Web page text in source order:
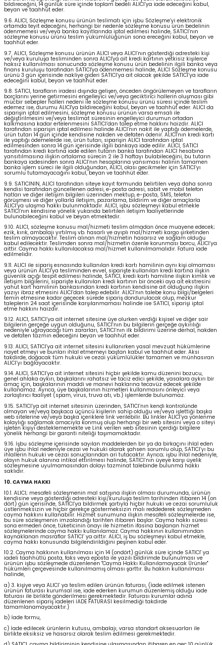
bildireceğini, 14 günlük süre içinde toplam bedeli ALICI’ya iade edeceğini kabul,
beyan ve taahhüt eder.
9.6. ALICI, Sözleşme konusu ürünün teslimatı için işbu Sözleşme’yi elektronik
ortamda teyit edeceğini, herhangi bir nedenle sözleşme konusu ürün bedelinin
ödenmemesi ve/veya banka kayıtlarında iptal edilmesi halinde, SATICI’nın
sözleşme konusu ürünü teslim yükümlülüğünün sona ereceğini kabul, beyan ve
taahhüt eder.
9.7. ALICI, Sözleşme konusu ürünün ALICI veya ALICI’nın gösterdiği adresteki kişi
ve/veya kuruluşa tesliminden sonra ALICI'ya ait kredi kartının yetkisiz kişilerce
haksız kullanılması sonucunda sözleşme konusu ürün bedelinin ilgili banka veya
finans kuruluşu tarafından SATICI'ya ödenmemesi halinde, ALICI Sözleşme konusu
ürünü 3 gün içerisinde nakliye gideri SATICI’ya ait olacak şekilde SATICI’ya iade
edeceğini kabul, beyan ve taahhüt eder.
9.8. SATICI, tarafların iradesi dışında gelişen, önceden öngörülemeyen ve tarafların
borçlarını yerine getirmesini engelleyici ve/veya geciktirici hallerin oluşması gibi
mücbir sebepler halleri nedeni ile sözleşme konusu ürünü süresi içinde teslim
edemez ise, durumu ALICI'ya bildireceğini kabul, beyan ve taahhüt eder. ALICI da
siparişin iptal edilmesini, sözleşme konusu ürünün varsa emsali ile
değiştirilmesini ve/veya teslimat süresinin engelleyici durumun ortadan
kalkmasına kadar ertelenmesini SATICI’dan talep etme hakkını haizdir. ALICI
tarafından siparişin iptal edilmesi halinde ALICI’nın nakit ile yaptığı ödemelerde,
ürün tutarı 14 gün içinde kendisine nakden ve defaten ödenir. ALICI’nın kredi kartı
ile yaptığı ödemelerde ise, ürün tutarı, siparişin ALICI tarafından iptal
edilmesinden sonra 14 gün içerisinde ilgili bankaya iade edilir. ALICI, SATICI
tarafından kredi kartına iade edilen tutarın banka tarafından ALICI hesabına
yansıtılmasına ilişkin ortalama sürecin 2 ile 3 haftayı bulabileceğini, bu tutarın
bankaya iadesinden sonra ALICI’nın hesaplarına yansıması halinin tamamen
banka işlem süreci ile ilgili olduğundan, ALICI, olası gecikmeler için SATICI’yı
sorumlu tutamayacağını kabul, beyan ve taahhüt eder.
9.9. SATICININ, ALICI tarafından siteye kayıt formunda belirtilen veya daha sonra
kendisi tarafından güncellenen adresi, e-posta adresi, sabit ve mobil telefon
hatları ve diğer iletişim bilgileri üzerinden mektup, e-posta, SMS, telefon
görüşmesi ve diğer yollarla iletişim, pazarlama, bildirim ve diğer amaçlarla
ALICI’ya ulaşma hakkı bulunmaktadır. ALICI, işbu sözleşmeyi kabul etmekle
SATICI’nın kendisine yönelik yukarıda belirtilen iletişim faaliyetlerinde
bulunabileceğini kabul ve beyan etmektedir.
9.10. ALICI, sözleşme konusu mal/hizmeti teslim almadan önce muayene edecek;
ezik, kırık, ambalajı yırtılmış vb. hasarlı ve ayıplı mal/hizmeti kargo şirketinden
teslim almayacaktır. Teslim alınan mal/hizmetin hasarsız ve sağlam olduğu
kabul edilecektir. Teslimden sonra mal/hizmetin özenle korunması borcu, ALICI’ya
aittir. Cayma hakkı kullanılacaksa mal/hizmet kullanılmamalıdır. Fatura iade
edilmelidir.
9.11. ALICI ile sipariş esnasında kullanılan kredi kartı hamilinin aynı kişi olmaması
veya ürünün ALICI’ya tesliminden evvel, siparişte kullanılan kredi kartına ilişkin
güvenlik açığı tespit edilmesi halinde, SATICI, kredi kartı hamiline ilişkin kimlik ve
iletişim bilgilerini, siparişte kullanılan kredi kartının bir önceki aya ait ekstresini
yahut kart hamilinin bankasından kredi kartının kendisine ait olduğuna ilişkin
yazıyı ibraz etmesini ALICI’dan talep edebilir. ALICI’nın talebe konu bilgi/belgeleri
temin etmesine kadar geçecek sürede sipariş dondurulacak olup, mezkur
taleplerin 24 saat içerisinde karşılanmaması halinde ise SATICI, siparişi iptal
etme hakkını haizdir.
9.12. ALICI, SATICI’ya ait internet sitesine üye olurken verdiği kişisel ve diğer sair
bilgilerin gerçeğe uygun olduğunu, SATICI’nın bu bilgilerin gerçeğe aykırılığı
nedeniyle uğrayacağı tüm zararları, SATICI’nın ilk bildirimi üzerine derhal, nakden
ve defaten tazmin edeceğini beyan ve taahhüt eder.
9.13. ALICI, SATICI’ya ait internet sitesini kullanırken yasal mevzuat hükümlerine
riayet etmeyi ve bunları ihlal etmemeyi baştan kabul ve taahhüt eder. Aksi
takdirde, doğacak tüm hukuki ve cezai yükümlülükler tamamen ve münhasıran
ALICI’yı bağlayacaktır.
9.14. ALICI, SATICI’ya ait internet sitesini hiçbir şekilde kamu düzenini bozucu,
genel ahlaka aykırı, başkalarını rahatsız ve taciz edici şekilde, yasalara aykırı bir
amaç için, başkalarının maddi ve manevi haklarına tecavüz edecek şekilde
kullanamaz. Ayrıca, üye başkalarının hizmetleri kullanmasını önleyici veya
zorlaştırıcı faaliyet (spam, virus, truva atı, vb.) işlemlerde bulunamaz.
9.15. SATICI’ya ait internet sitesinin üzerinden, SATICI’nın kendi kontrolünde
olmayan ve/veya başkaca üçüncü kişilerin sahip olduğu ve/veya işlettiği başka
web sitelerine ve/veya başka içeriklere link verilebilir. Bu linkler ALICI’ya yönlenme
kolaylığı sağlamak amacıyla konmuş olup herhangi bir web sitesini veya o siteyi
işleten kişiyi desteklememekte ve Link verilen web sitesinin içerdiği bilgilere
yönelik herhangi bir garanti niteliği taşımamaktadır.
9.16. İşbu sözleşme içerisinde sayılan maddelerden bir ya da birkaçını ihlal eden
üye işbu ihlal nedeniyle cezai ve hukuki olarak şahsen sorumlu olup, SATICI’yı bu
ihlallerin hukuki ve cezai sonuçlarından ari tutacaktır. Ayrıca; işbu ihlal nedeniyle,
olayın hukuk alanına intikal ettirilmesi halinde, SATICI’nın üyeye karşı üyelik
sözleşmesine uyulmamasından dolayı tazminat talebinde bulunma hakkı
saklıdır.
10. CAYMA HAKKI
10.1. ALICI; mesafeli sözleşmenin mal satışına ilişkin olması durumunda, ürünün
kendisine veya gösterdiği adresteki kişi/kuruluşa teslim tarihinden itibaren 14 (on
dört) gün içerisinde, SATICI’ya bildirmek şartıyla hiçbir hukuki ve cezai sorumluluk
üstlenmeksizin ve hiçbir gerekçe göstermeksizin malı reddederek sözleşmeden
cayma hakkını kullanabilir. Hizmet sunumuna ilişkin mesafeli sözleşmelerde ise,
bu süre sözleşmenin imzalandığı tarihten itibaren başlar. Cayma hakkı süresi
sona ermeden önce, tüketicinin onayı ile hizmetin ifasına başlanan hizmet
sözleşmelerinde cayma hakkı kullanılamaz. Cayma hakkının kullanımından
kaynaklanan masraflar SATICI’ ya aittir. ALICI, iş bu sözleşmeyi kabul etmekle,
cayma hakkı konusunda bilgilendirildiğini peşinen kabul eder.
10.2. Cayma hakkının kullanılması için 14 (ondört) günlük süre içinde SATICI' ya
iadeli taahhütlü posta, faks veya eposta ile yazılı bildirimde bulunulması ve
ürünün işbu sözleşmede düzenlenen "Cayma Hakkı Kullanılamayacak Ürünler"
hükümleri çerçevesinde kullanılmamış olması şarttır. Bu hakkın kullanılması
halinde,
a) 3. kişiye veya ALICI’ ya teslim edilen ürünün faturası, (İade edilmek istenen
ürünün faturası kurumsal ise, iade ederken kurumun düzenlemiş olduğu iade
faturası ile birlikte gönderilmesi gerekmektedir. Faturası kurumlar adına
düzenlenen sipariş iadeleri İADE FATURASI kesilmediği takdirde
tamamlanamayacaktır.)
b) İade formu,
c) İade edilecek ürünlerin kutusu, ambalajı, varsa standart aksesuarları ile
birlikte eksiksiz ve hasarsız olarak teslim edilmesi gerekmektedir.